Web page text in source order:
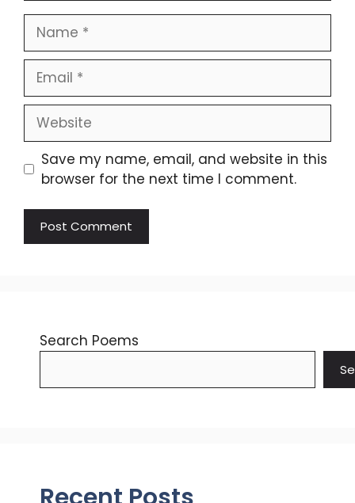
Name
Email
Website
Save my name, email, and website in this
browser for the next time I comment.
Search Poems